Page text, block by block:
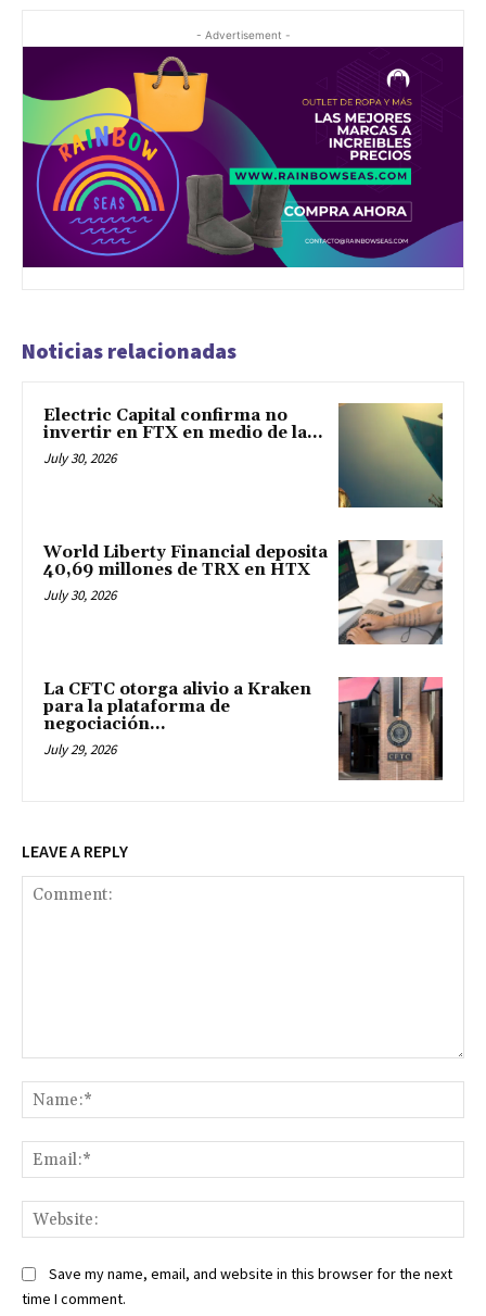
- Advertisement -
Noticias relacionadas
Electric Capital confirma no
invertir en FTX en medio de la...
July 30, 2026
World Liberty Financial deposita
40,69 millones de TRX en HTX
July 30, 2026
La CFTC otorga alivio a Kraken
para la plataforma de
negociación...
July 29, 2026
LEAVE A REPLY
Save my name, email, and website in this browser for the next
time I comment.